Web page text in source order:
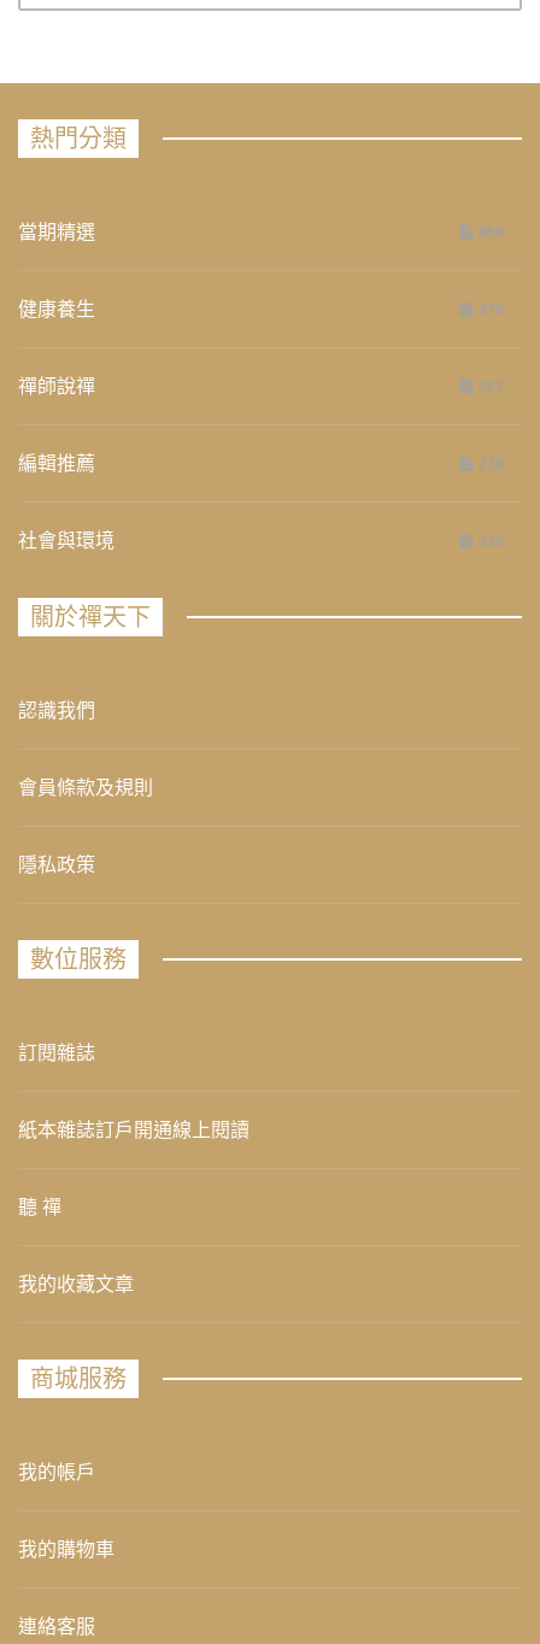
熱門分類
當期精選 658
健康養生 276
禪師說禪 267
編輯推薦 236
社會與環境 235
關於禪天下
認識我們
會員條款及規則
隱私政策
數位服務
訂閱雜誌
紙本雜誌訂戶開通線上閱讀
聽 禪
我的收藏文章
商城服務
我的帳戶
我的購物車
連絡客服